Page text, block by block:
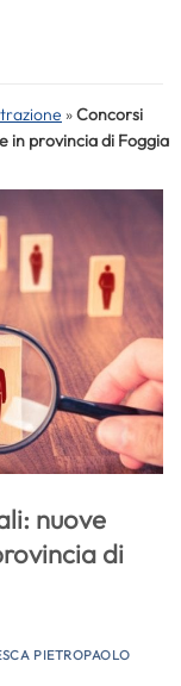
»Concorsi
in provincia di Foggia
nuove
di
PIETROPAOLO